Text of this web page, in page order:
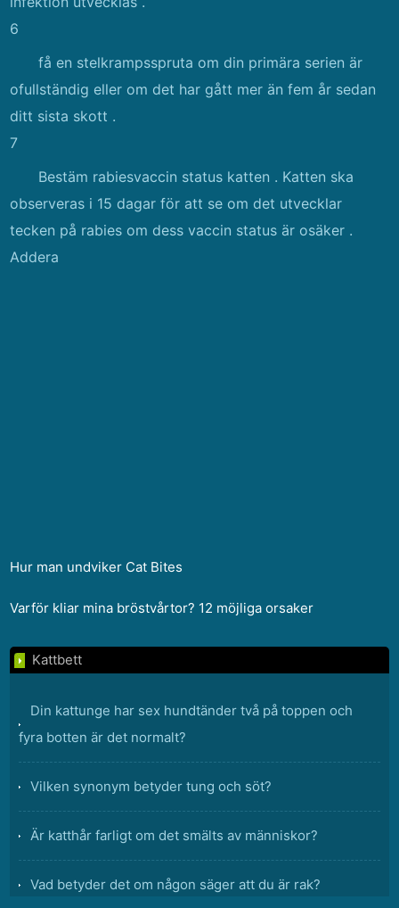
6
få en stelkrampsspruta om din primära serien är
ofullständig eller om det har gått mer än fem år sedan
ditt sista skott .
7
Bestäm rabiesvaccin status katten . Katten ska
observeras i 15 dagar för att se om det utvecklar
tecken på rabies om dess vaccin status är osäker .
Addera
Hur man undviker Cat Bites
Varför kliar mina bröstvårtor? 12 möjliga orsaker
Kattbett
Din kattunge har sex hundtänder två på toppen och
fyra botten är det normalt?
Vilken synonym betyder tung och söt?
Är katthår farligt om det smälts av människor?
Vad betyder det om någon säger att du är rak?